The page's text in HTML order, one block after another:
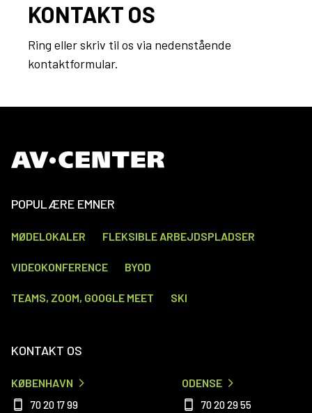
KONTAKT OS
Ring eller skriv til os via nedenstående
kontaktformular.
POPULÆRE EMNER
MØDELOKALER FLEKSIBLE ARBEJDSPLADSER
VIDEOKONFERENCE BYOD
TEAMS, ZOOM, GOOGLE MEET SKI
KONTAKT OS
KØBENHAVN
70 20 17 99
ODENSE
70 20 29 55